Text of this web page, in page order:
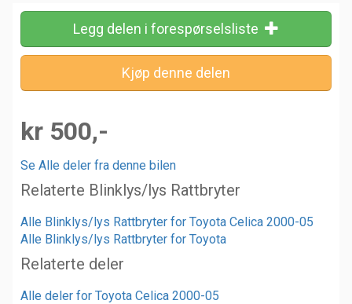
Legg delen i forespørselsliste
kr 500,-
Se Alle deler fra denne bilen
Relaterte Blinklys/lys Rattbryter
Alle Blinklys/lys Rattbryter for Toyota Celica 2000-05
Alle Blinklys/lys Rattbryter for Toyota
Relaterte deler
Alle deler for Toyota Celica 2000-05